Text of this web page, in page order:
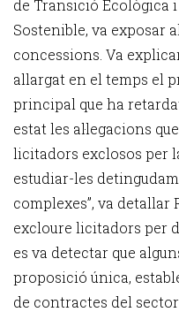
de Transició Ecològica
Sostenible, va exposar
concessions. Va
allargat en el temps el
principal que ha
estat les al·legacions
licitadors exclosos per
estudiar-les
complexes”, va detallar
excloure licitadors per
es va detectar que
proposició única,
de contractes del sector